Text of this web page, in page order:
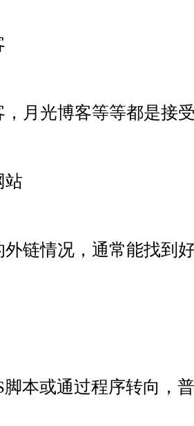
，月光博客等等都是接
站
链情况，通常能找到
脚本或通过程序转向，